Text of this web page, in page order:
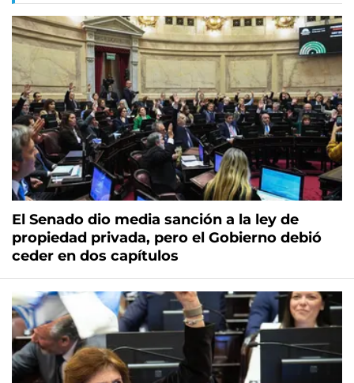
El Senado dio media sanción a la ley de
propiedad privada, pero el Gobierno debió
ceder en dos capítulos